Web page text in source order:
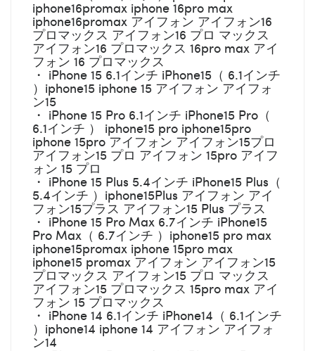
iphone16promax iphone 16pro max
iphone16promax アイフォン アイフォン16
プロマックス アイフォン16 プロ マックス
アイフォン16 プロマックス 16pro max アイ
フォン 16 プロマックス
・ iPhone 15 6.1インチ iPhone15（ 6.1インチ
）iphone15 iphone 15 アイフォン アイフォ
ン15
・ iPhone 15 Pro 6.1インチ iPhone15 Pro（
6.1インチ ） iphone15 pro iphone15pro
iphone 15pro アイフォン アイフォン15プロ
アイフォン15 プロ アイフォン 15pro アイフ
ォン 15 プロ
・ iPhone 15 Plus 5.4インチ iPhone15 Plus（
5.4インチ ）iphone15Plus アイフォン アイ
フォン15プラス アイフォン15 Plus プラス
・ iPhone 15 Pro Max 6.7インチ iPhone15
Pro Max（ 6.7インチ ）iphone15 pro max
iphone15promax iphone 15pro max
iphone15 promax アイフォン アイフォン15
プロマックス アイフォン15 プロ マックス
アイフォン15 プロマックス 15pro max アイ
フォン 15 プロマックス
・ iPhone 14 6.1インチ iPhone14（ 6.1インチ
）iphone14 iphone 14 アイフォン アイフォ
ン14